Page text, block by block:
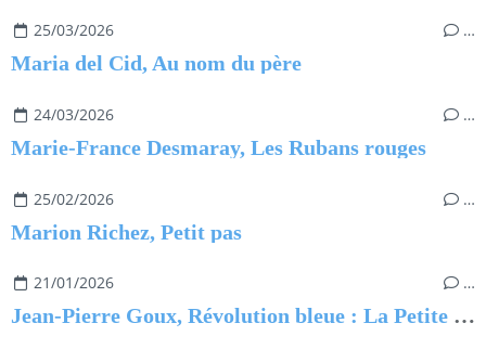
25/03/2026 …
Maria del Cid, Au nom du père
24/03/2026 …
Marie-France Desmaray, Les Rubans rouges
25/02/2026 …
Marion Richez, Petit pas
21/01/2026 …
Jean-Pierre Goux, Révolution bleue : La Petite Princesse